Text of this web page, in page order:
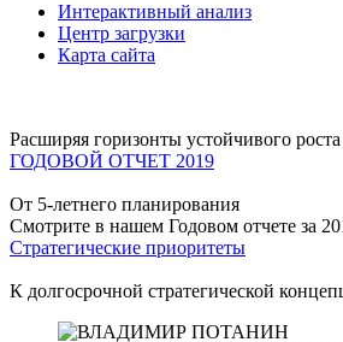
Интерактивный анализ
Центр загрузки
Карта сайта
Расширяя горизонты устойчивого роста
ГОДОВОЙ ОТЧЕТ 2019
От 5-летнего планирования
Смотрите в нашем Годовом отчете за
Стратегические приоритеты
К долгосрочной стратегической